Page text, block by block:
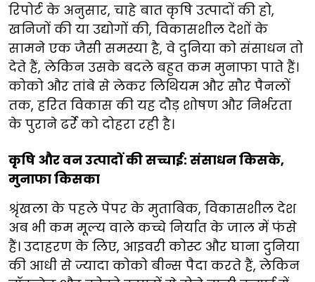
रिपोर्ट के अनुसार, चाहे बात कृषि उत्पादों की हो,
खनिजों की या उद्योगों की, विकासशील देशों के
सामने एक जैसी समस्या है, वे दुनिया को संसाधन तो
देते हैं, लेकिन उसके बदले बहुत कम मुनाफा पाते हैं।
कोको और तांबे से लेकर लिथियम और सौर पैनलों
तक, हरित विकास की यह दौड़ शोषण और निर्भरता
के पुराने ढर्रे को दोहरा रही है।
कृषि और वन उत्पादों की सच्चाई: संसाधन किसके,
मुनाफा किसका
श्रृंखला के पहले पेपर के मुताबिक, विकासशील देश
अब भी कम मूल्य वाले कच्चे निर्यात के जाल में फंसे
हैं। उदाहरण के लिए, आइवरी कोस्ट और घाना दुनिया
की आधी से ज्यादा कोको बीन्स पैदा करते हैं, लेकिन